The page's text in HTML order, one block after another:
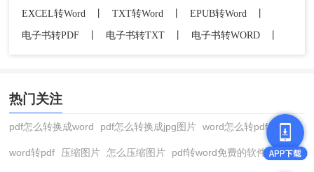
EXCEL转Word
TXT转Word EPUB转Word
电子书转PDF
电子书转TXT 电子书转WORD
热门关注
pdf怎么转换成word pdf怎么转换成jpg图片 word怎么转pdf
word转pdf 压缩图片 怎么压缩图片 pdf转word免费的软件